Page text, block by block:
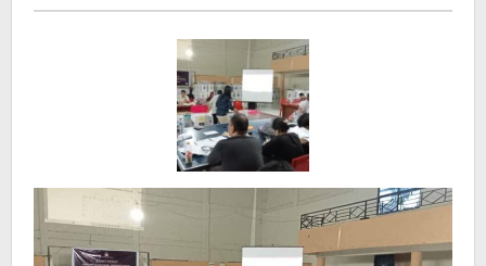
dan
Lancar